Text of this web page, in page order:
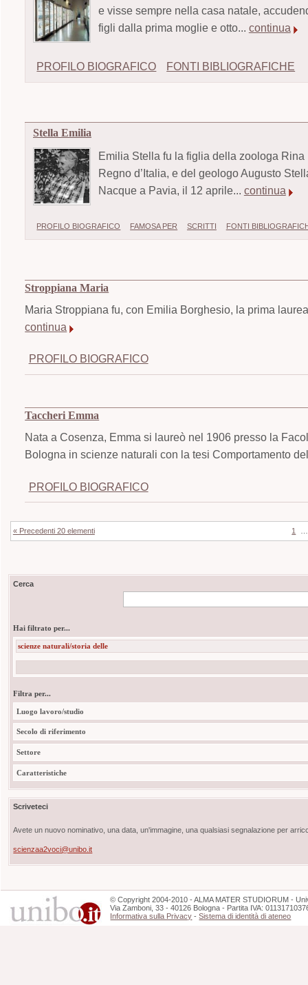
e visse sempre nella casa natale,
figli dalla prima moglie e otto... continua
PROFILO BIOGRAFICO FONTI BIBLIOGRAFICHE
Stella Emilia
Emilia Stella fu la figlia della zoologa
Regno d’Italia, e del geologo Augusto
Nacque a Pavia, il 12 aprile... continua
PROFILO BIOGRAFICO FAMOSA PER SCRITTI FONTI
Stroppiana Maria
Maria Stroppiana fu, con Emilia Borghesio, la prima
continua
PROFILO BIOGRAFICO
Taccheri Emma
Nata a Cosenza, Emma si laureò nel 1906 presso la
Bologna in scienze naturali con la tesi Comportamento
PROFILO BIOGRAFICO
« Precedenti 20 elementi 1
Cerca
Hai filtrato per...
scienze naturali/storia delle
Filtra per...
Luogo lavoro/studio
Secolo di riferimento
Settore
Caratteristiche
Scriveteci
Avete un nuovo nominativo, una data, un'immagine, una qualsiasi segnalazione per
scienzaa2voci@unibo.it
©Copyright 2004-2010 - ALMA MATER STUDIORUM -
Via Zamboni, 33 - 40126 Bologna - Partita IVA:
Informativa sulla Privacy -Sistema di identità di ateneo